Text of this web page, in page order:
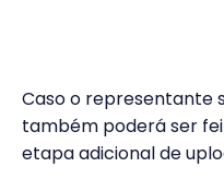
Caso o representante
também poderá ser
etapa adicional de